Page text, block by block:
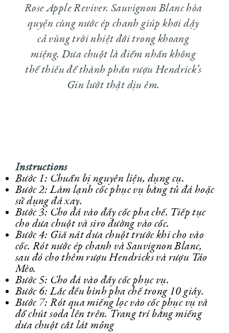
Rose Apple Reviver. Sauvignon Blanc hòa
quyện cùng nước ép chanh giúp khơi dậy
cả vùng trời nhiệt đới trong khoang
miệng. Dưa chuột là điểm nhấn không
thể thiếu để thành phần rượu Hendrick’s
Gin lướt thật dịu êm.
Instructions
Bước 1: Chuẩn bị nguyên liệu, dụng cụ.
Bước 2: Làm lạnh cốc phục vụ bằng tủ đá hoặc
sử dụng đá xay.
Bước 3: Cho đá vào đầy cốc pha chế. Tiếp tục
cho dưa chuột và siro đường vào cốc.
Bước 4: Giã nát dưa chuột trước khi cho vào
cốc. Rót nước ép chanh và Sauvignon Blanc,
sau đó cho thêm rượu Hendricks và rượu Táo
Mèo.
Bước 5: Cho đá vào đầy cốc phục vụ.
Bước 6: Lắc đều bình pha chế trong 10 giây.
Bước 7: Rót qua miếng lọc vào cốc phục vụ và
đổ chút soda lên trên. Trang trí bằng miếng
dưa chuột cắt lát mỏng